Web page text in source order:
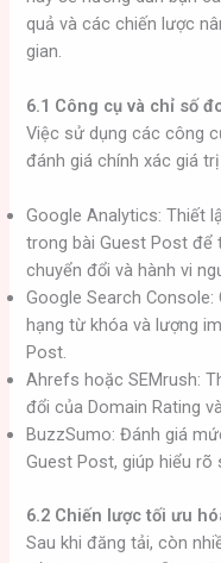
quả và các chiến lược
gian.
6.1 Công cụ và chỉ số
Việc sử dụng các công
đánh giá chính xác giá
Google Analytics: Thiết
trong bài Guest Post để
chuyển đổi và hành vi
Google Search
hạng từ khóa và lượng
Post.
Ahrefs hoặc SEMrush:
đổi của Domain Rating
BuzzSumo: Đánh giá
Guest Post, giúp hiểu rõ
6.2 Chiến lược tối ưu
Sau khi đăng tải, còn